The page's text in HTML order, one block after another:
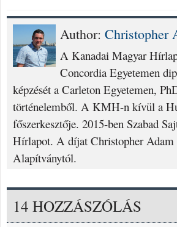
Author: Christopher
A Kanadai Magyar
Concordia Egyetemen
képzését a Carleton Egyetemen,
történelemből. A KMH-n kívül a
főszerkesztője. 2015-ben Szabad
Hírlapot. A díjat Christopher Adam
Alapítványtól.
14 HOZZÁSZÓLÁS